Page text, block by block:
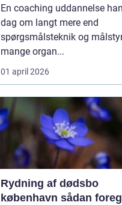
En coaching uddannelse
dag om langt mere end
spørgsmålsteknik og
mange organ...
01 april 2026
Rydning af dødsbo
københavn sådan foregår en